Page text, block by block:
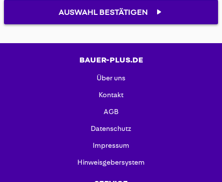
AUSWAHL BESTÄTIGEN
BAUER-PLUS.DE
Über uns
Kontakt
AGB
Datenschutz
Impressum
Hinweisgebersystem